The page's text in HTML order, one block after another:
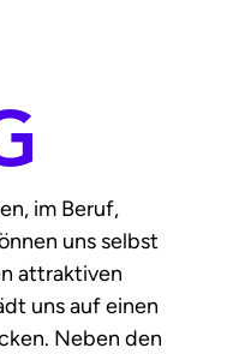
im Beruf,
uns selbst
attraktiven
uns auf einen
Neben den